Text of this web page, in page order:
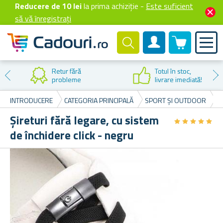
Reducere de 10 leila prima achiziție - Este suficient
să vă înregistrați
Cont client
0 produselor
Retur fără
probleme
Totul în stoc,
livrare imediată!
INTRODUCERE
CATEGORIA PRINCIPALĂ SPORT ȘI OUTDOOR
Șireturi fără legare, cu sistem
de închidere click - negru
★★★★★
★★★★★